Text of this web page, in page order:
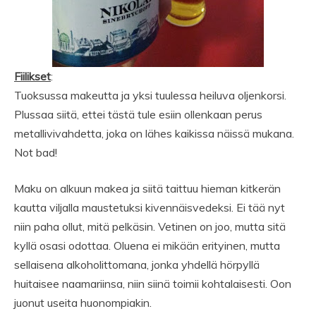
Fiilikset:
Tuoksussa makeutta ja yksi tuulessa heiluva oljenkorsi.
Plussaa siitä, ettei tästä tule esiin ollenkaan perus
metallivivahdetta, joka on lähes kaikissa näissä mukana.
Not bad!
Maku on alkuun makea ja siitä taittuu hieman kitkerän
kautta viljalla maustetuksi kivennäisvedeksi. Ei tää nyt
niin paha ollut, mitä pelkäsin. Vetinen on joo, mutta sitä
kyllä osasi odottaa. Oluena ei mikään erityinen, mutta
sellaisena alkoholittomana, jonka yhdellä hörpyllä
huitaisee naamariinsa, niin siinä toimii kohtalaisesti. Oon
juonut useita huonompiakin.